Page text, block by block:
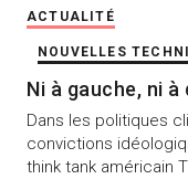
ACTUALITÉ
NOUVELLES
Ni à gauche, ni
Dans les politiques
convictions
think tank américain